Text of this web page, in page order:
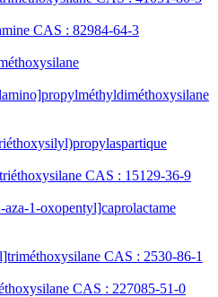
CAS : 82984-64-3
CAS : 15129-36-9
1-oxopentyl]caprolactame
CAS : 2530-86-1
CAS : 227085-51-0